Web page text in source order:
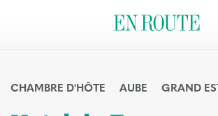
CHAMBRE D'HÔTE AUBE GRAND